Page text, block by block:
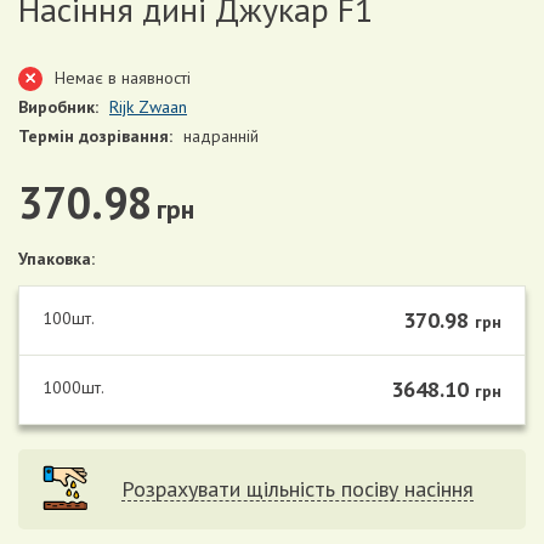
Насіння дині Джукар F1
Немає в наявності
Виробник: Rijk Zwaan
Термін дозрівання: надранній
370.98 грн
Упаковка:
100шт. 370.98 грн
1000шт. 3648.10 грн
Розрахувати щільність посіву насіння